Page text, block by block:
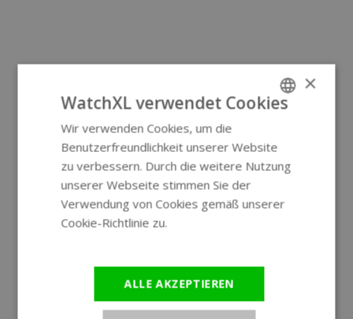
GERMAN
×
WatchXL verwendet Cookies
Wir verwenden Cookies, um die
Benutzerfreundlichkeit unserer Website
zu verbessern. Durch die weitere Nutzung
unserer Webseite stimmen Sie der
Verwendung von Cookies gemäß unserer
Cookie-Richtlinie zu.
ALLE AKZEPTIEREN